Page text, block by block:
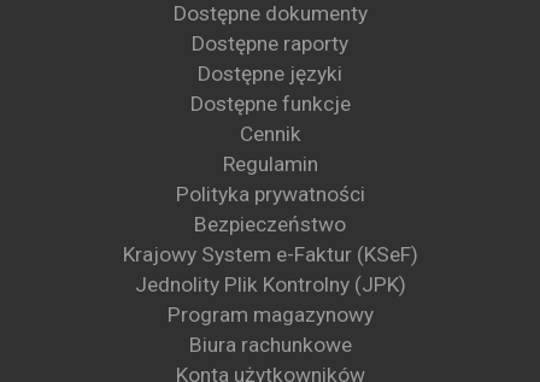
Dostępne dokumenty
Dostępne raporty
Dostępne języki
Dostępne funkcje
Cennik
Regulamin
Polityka prywatności
Bezpieczeństwo
Krajowy System e-Faktur (KSeF)
Jednolity Plik Kontrolny (JPK)
Program magazynowy
Biura rachunkowe
Konta użytkowników